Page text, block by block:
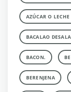
AZÚCAR O
BACALAO
BACON.
BERENJENA